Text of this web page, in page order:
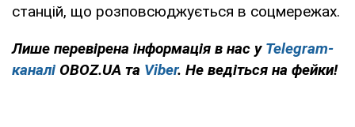
станцій, що розповсюджується в соцмережах.
Лише перевірена інформація в нас у Telegram-
каналі OBOZ.UA та Viber. Не ведіться на фейки!